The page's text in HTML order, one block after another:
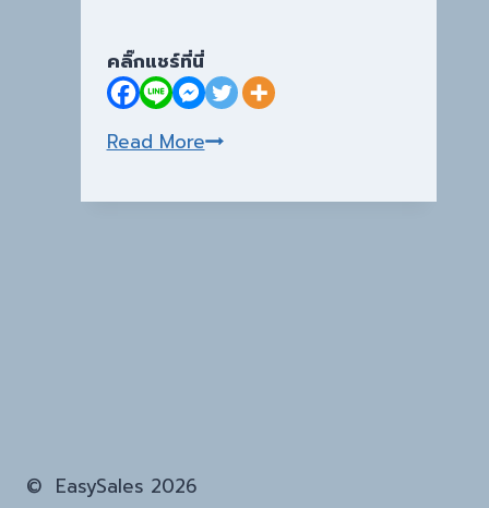
คลิ๊กแชร์ที่นี่
Read Moreวิธิ
พาสเวิร์ด
© EasySales 2026